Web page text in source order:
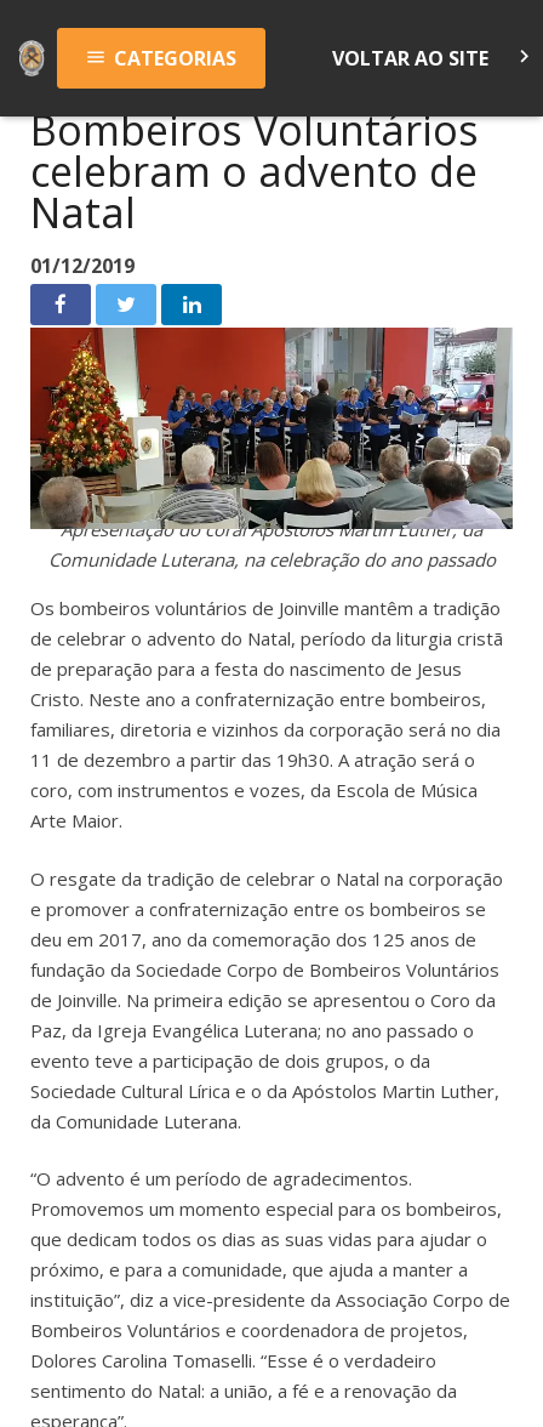
menu CATEGORIAS VOLTAR AO SITE keyboard_arrow_right
Bombeiros Voluntários
celebram o advento de
Natal
01/12/2019
Apresentação do coral Apóstolos Martin Luther, da
Comunidade Luterana, na celebração do ano passado
Os bombeiros voluntários de Joinville mantêm a tradição
de celebrar o advento do Natal, período da liturgia cristã
de preparação para a festa do nascimento de Jesus
Cristo. Neste ano a confraternização entre bombeiros,
familiares, diretoria e vizinhos da corporação será no dia
11 de dezembro a partir das 19h30. A atração será o
coro, com instrumentos e vozes, da Escola de Música
Arte Maior.
O resgate da tradição de celebrar o Natal na corporação
e promover a confraternização entre os bombeiros se
deu em 2017, ano da comemoração dos 125 anos de
fundação da Sociedade Corpo de Bombeiros Voluntários
de Joinville. Na primeira edição se apresentou o Coro da
Paz, da Igreja Evangélica Luterana; no ano passado o
evento teve a participação de dois grupos, o da
Sociedade Cultural Lírica e o da Apóstolos Martin Luther,
da Comunidade Luterana.
“O advento é um período de agradecimentos.
Promovemos um momento especial para os bombeiros,
que dedicam todos os dias as suas vidas para ajudar o
próximo, e para a comunidade, que ajuda a manter a
instituição”, diz a vice-presidente da Associação Corpo de
Bombeiros Voluntários e coordenadora de projetos,
Dolores Carolina Tomaselli. “Esse é o verdadeiro
sentimento do Natal: a união, a fé e a renovação da
esperança”.